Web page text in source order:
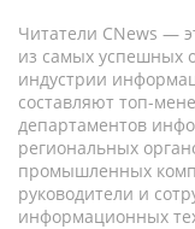
Читатели CNews —
из самых успешных
индустрии
составляют топ-
департаментов
региональных
промышленных
руководители и
информационных